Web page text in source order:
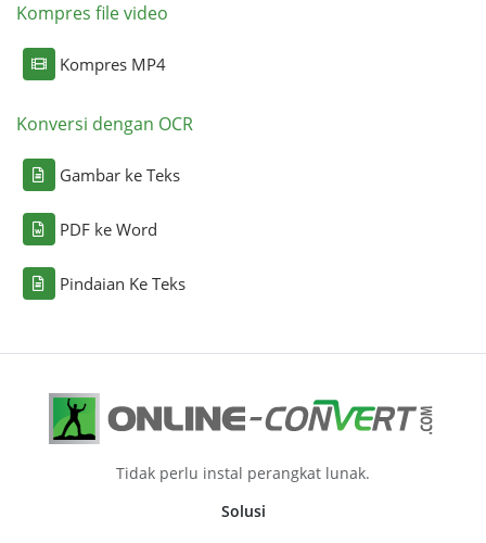
Kompres file video
Kompres MP4
Konversi dengan OCR
Gambar ke Teks
PDF ke Word
Pindaian Ke Teks
Tidak perlu instal perangkat lunak.
Solusi